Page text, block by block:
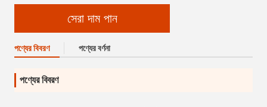
সেরা দাম পান
পণ্যের বিবরণ পণ্যের বর্ণনা
পণ্যের বিবরণ